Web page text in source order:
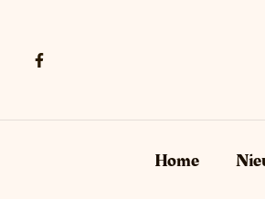
Home